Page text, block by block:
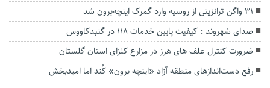
۳۱ واگن ترانزیتی از روسیه وارد گمرک اینچه‌برون شد
صدای شهروند : کیفیت پایین خدمات 118 در گنبدکاووس
ضرورت کنترل علف های هرز در مزارع کلزای استان گلستان
رفع‌ دست‌انداز‌های منطقه آزاد «اینچه برون» کُند اما امیدبخش